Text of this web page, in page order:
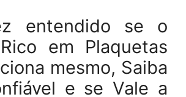
entendido se o
em Plaquetas
mesmo, Saiba
e se Vale a